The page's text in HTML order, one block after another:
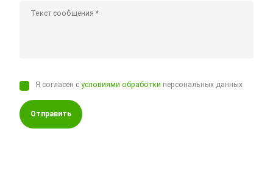
Я согласен сусловиями обработки персональных данных
Отправить